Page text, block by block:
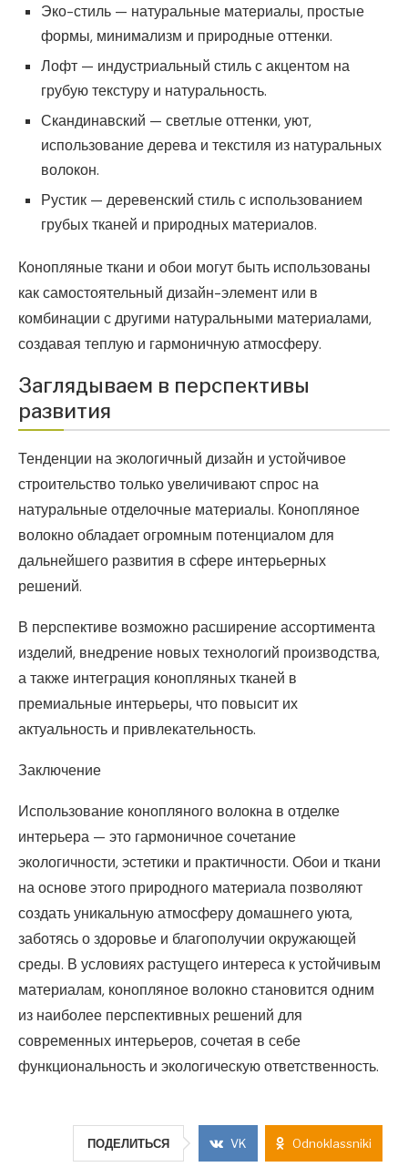
Эко-стиль — натуральные материалы, простые
формы, минимализм и природные оттенки.
Лофт — индустриальный стиль с акцентом на
грубую текстуру и натуральность.
Скандинавский — светлые оттенки, уют,
использование дерева и текстиля из натуральных
волокон.
Рустик — деревенский стиль с использованием
грубых тканей и природных материалов.
Конопляные ткани и обои могут быть использованы
как самостоятельный дизайн-элемент или в
комбинации с другими натуральными материалами,
создавая теплую и гармоничную атмосферу.
Заглядываем в перспективы
развития
Тенденции на экологичный дизайн и устойчивое
строительство только увеличивают спрос на
натуральные отделочные материалы. Конопляное
волокно обладает огромным потенциалом для
дальнейшего развития в сфере интерьерных
решений.
В перспективе возможно расширение ассортимента
изделий, внедрение новых технологий производства,
а также интеграция конопляных тканей в
премиальные интерьеры, что повысит их
актуальность и привлекательность.
Заключение
Использование конопляного волокна в отделке
интерьера — это гармоничное сочетание
экологичности, эстетики и практичности. Обои и ткани
на основе этого природного материала позволяют
создать уникальную атмосферу домашнего уюта,
заботясь о здоровье и благополучии окружающей
среды. В условиях растущего интереса к устойчивым
материалам, конопляное волокно становится одним
из наиболее перспективных решений для
современных интерьеров, сочетая в себе
функциональность и экологическую ответственность.
ПОДЕЛИТЬСЯ VK Odnoklassniki